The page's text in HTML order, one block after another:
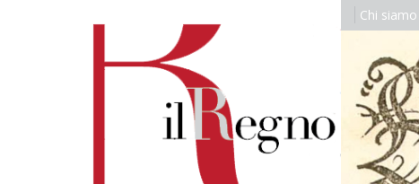
Chi siamo